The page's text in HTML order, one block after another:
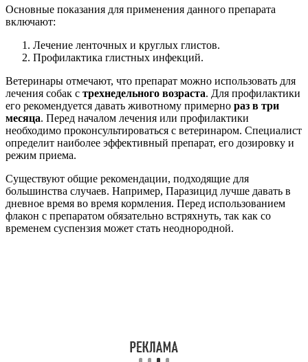
Основные показания для применения данного препарата
включают:
Лечение ленточных и круглых глистов.
Профилактика глистных инфекций.
Ветеринары отмечают, что препарат можно использовать для
лечения собак с трехнедельного возраста. Для профилактики
его рекомендуется давать животному примерно раз в три
месяца. Перед началом лечения или профилактики
необходимо проконсультироваться с ветеринаром. Специалист
определит наиболее эффективный препарат, его дозировку и
режим приема.
Существуют общие рекомендации, подходящие для
большинства случаев. Например, Паразицид лучше давать в
дневное время во время кормления. Перед использованием
флакон с препаратом обязательно встряхнуть, так как со
временем суспензия может стать неоднородной.